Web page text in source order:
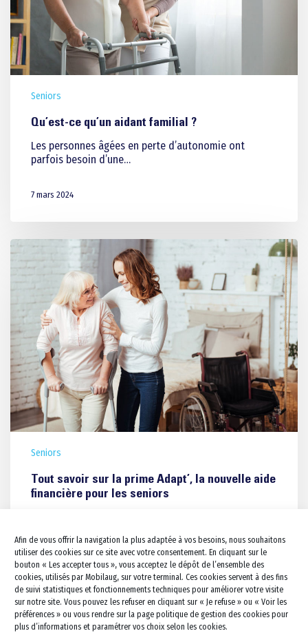
Afin de vous offrir la navigation la plus adaptée à vos besoins, nous souhaitons
utiliser des cookies sur ce site avec votre consentement. En cliquant sur le
bouton « Les accepter tous », vous acceptez le dépôt de l’ensemble des
cookies, utilisés par Mobilaug, sur votre terminal. Ces cookies servent à des fins
de suivi statistiques et fonctionnements techniques pour améliorer votre visite
sur notre site. Vous pouvez les refuser en cliquant sur « Je refuse » ou « Voir les
préférences » ou vous rendre sur la page politique de gestion des cookies pour
plus d’informations et paramétrer vos choix selon les cookies.
Seniors
Qu’est-ce qu’un aidant familial ?
Les personnes âgées en perte d’autonomie ont
parfois besoin d’une…
7 mars 2024
Seniors
Tout savoir sur la prime Adapt’, la nouvelle aide
financière pour les seniors
7 mars 2024
Pour les séniors
Travaux pour Tous
Salle de bains PMR
Douche à l’italienne PMR
Baignoire combinée PMR
WC PMR
Douche Sénior
Lavabo et vasque Sénior
Baignoire combinée sénior
WC Rehaussé
Barres d’appui
Cuisine PMR
kitchenette PMR
Électroménager et
Escalier Déplacement
Monte escalier
Lève personne
Rampe d’accès
Portes et fenêtres
Dressing & Rangements
Salon/séjour
Chambre